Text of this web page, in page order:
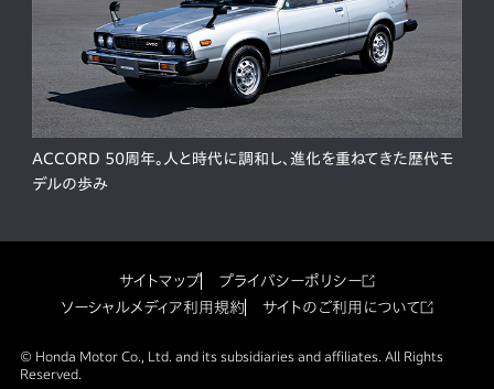
ACCORD 50周年。人と時代に調和し、進化を重ねてきた歴代モ
デルの歩み
サイトマップ
プライバシーポリシー
ソーシャルメディア利用規約
サイトのご利用について
© Honda Motor Co., Ltd. and its subsidiaries and affiliates. All Rights
Reserved.